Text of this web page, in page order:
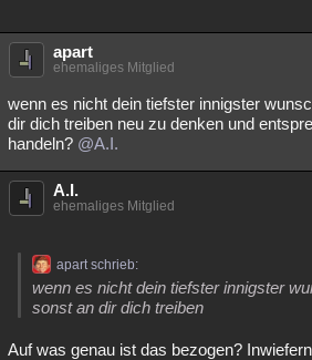
apart
ehemaliges Mitglied
wenn es nicht dein tiefster innigster
dir dich treiben neu zu denken und
handeln? @A.I.
A.I.
ehemaliges Mitglied
apart schrieb:
wenn es nicht dein tiefster innigster
sonst an dir dich treiben
Auf was genau ist das bezogen?